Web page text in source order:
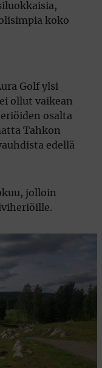
koko
Golf ylsi
ollut vaikean
osalta
Tahkon
edellä
jolloin